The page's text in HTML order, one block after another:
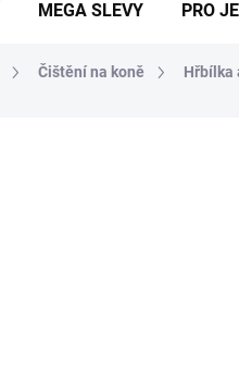
MEGA SLEVY PRO
Čištění na koně Hřbílka